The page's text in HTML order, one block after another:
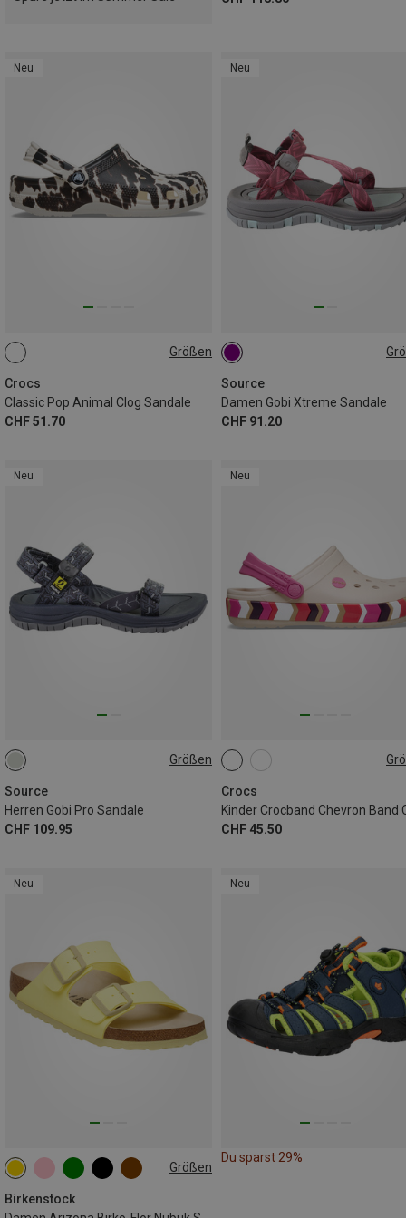
Neu
Größen
Crocs
Classic Pop Animal Clog Sandale
CHF 51.70
Neu
Source
Damen Gobi Xtreme Sandale
CHF 91.20
37 42
Neu
Größen
Source
Herren Gobi Pro Sandale
CHF 109.95
41 46
Neu
Crocs
CHF 45.50
Neu
Größen
Birkenstock
37 38 39 40
41
42
Neu
Du sparst 29%